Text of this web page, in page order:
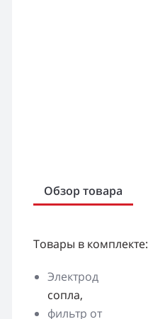
Обзор товара
Товары в комплекте:
Электрод
сопла,
фильтр от